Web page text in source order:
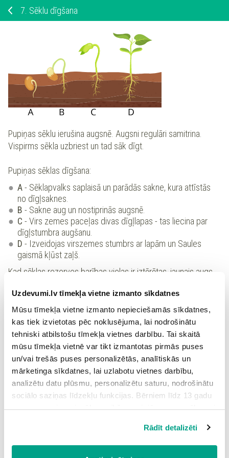
Uzdevumi.lv tīmekļa vietne izmanto sīkdatnes
Mūsu tīmekļa vietne izmanto nepieciešamās sīkdatnes,
kas tiek izvietotas pēc noklusējuma, lai nodrošinātu
tehniski atbilstošu tīmekļa vietnes darbību. Tai skaitā
mūsu tīmekļa vietnē var tikt izmantotas pirmās puses
un/vai trešās puses personalizētās, analītiskās un
mārketinga sīkdatnes, lai uzlabotu vietnes darbību,
analizētu datu plūsmu, personalizētu saturu, nodrošinātu
sociālo saziņas līdzekļu funkcijas. Bērniem līdz 13 gadu
vecumam pirms izvēles veikšanas ir jāprasa vecāka vai
Spiežot uz pogas “Apstiprināt visas”, Jūs piekrītat visām
sīkdatnēm, kas atrodas šajā tīmekļa vietnē, ieskaitot
Rādīt detalizēti
7. Sēklu dīgšana
Pupiņas sēklu ierušina augsnē. Augsni regulāri samitrina.
Vispirms sēkla uzbriest un tad sāk dīgt.
Pupiņas sēklas dīgšana:
A- Sēklapvalks saplaisā un parādās sakne, kura attīstās
no dīgļsaknes.
B - Sakne aug un nostiprinās augsnē.
C - Virs zemes paceļas divas dīgļlapas - tas liecina par
dīgļstumbra augšanu.
D - Izveidojas virszemes stumbrs ar lapām un Saules
gaismā kļūst zaļš.
Kad sēklas rezerves barības vielas ir iztērētas, jaunais augs
notiek fotosintēze, bet ar sakni augs uzņem ūdeni un
minerālvielas.
Grauda šaurākajā galā, kur atrodas dīglis, attīstās nevis viena,